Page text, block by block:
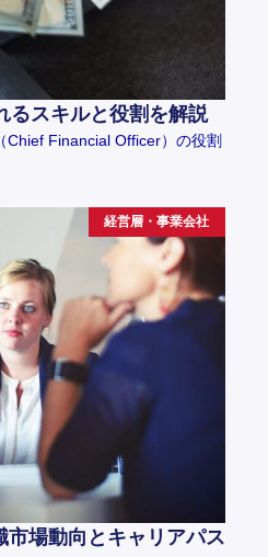
るスキルと役割を解説
Financial Officer）の役割
経営層・事業会社
市場動向とキャリアパス